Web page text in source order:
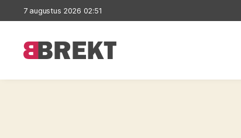
7 augustus 2026 02:51